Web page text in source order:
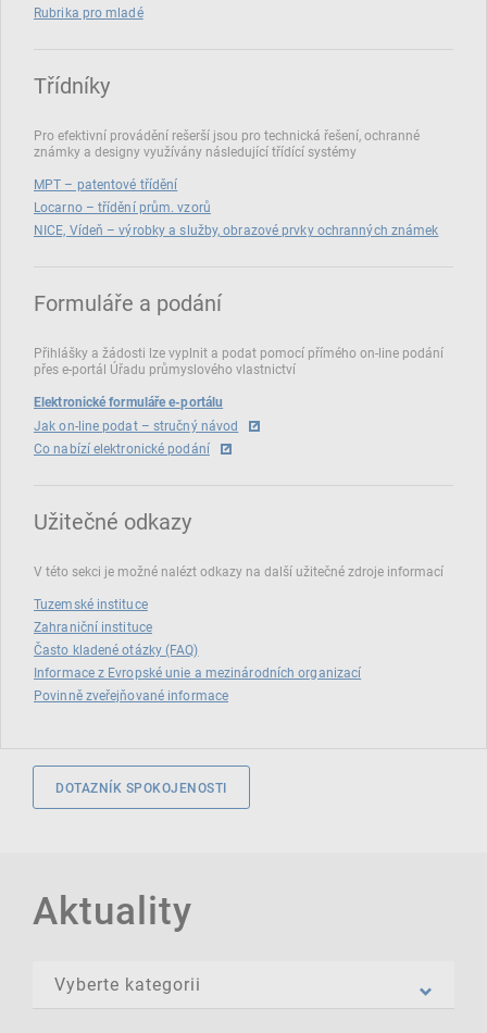
Rubrika pro mladé
Třídníky
Pro efektivní provádění rešerší jsou pro technická řešení, ochranné
známky a designy využívány následující třídící systémy
MPT – patentové třídění
Locarno – třídění prům. vzorů
NICE, Vídeň – výrobky a služby, obrazové prvky ochranných známek
Formuláře a podání
Přihlášky a žádosti lze vyplnit a podat pomocí přímého on‑line podání
přes e‑portál Úřadu průmyslového vlastnictví
Elektronické formuláře e-portálu
Jak on-line podat – stručný návod
Co nabízí elektronické podání
Užitečné odkazy
V této sekci je možné nalézt odkazy na další užitečné zdroje informací
Tuzemské instituce
Zahraniční instituce
Často kladené otázky (FAQ)
Informace z Evropské unie a mezinárodních organizací
Povinně zveřejňované informace
DOTAZNÍK SPOKOJENOSTI
Aktuality